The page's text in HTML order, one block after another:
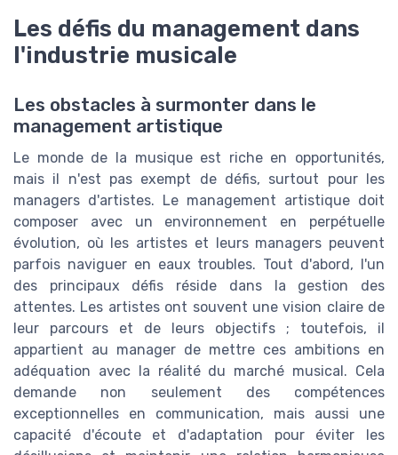
Les défis du management dans
l'industrie musicale
Les obstacles à surmonter dans le
management artistique
Le monde de la musique est riche en opportunités,
mais il n'est pas exempt de défis, surtout pour les
managers d'artistes. Le management artistique doit
composer avec un environnement en perpétuelle
évolution, où les artistes et leurs managers peuvent
parfois naviguer en eaux troubles. Tout d'abord, l'un
des principaux défis réside dans la gestion des
attentes. Les artistes ont souvent une vision claire de
leur parcours et de leurs objectifs ; toutefois, il
appartient au manager de mettre ces ambitions en
adéquation avec la réalité du marché musical. Cela
demande non seulement des compétences
exceptionnelles en communication, mais aussi une
capacité d'écoute et d'adaptation pour éviter les